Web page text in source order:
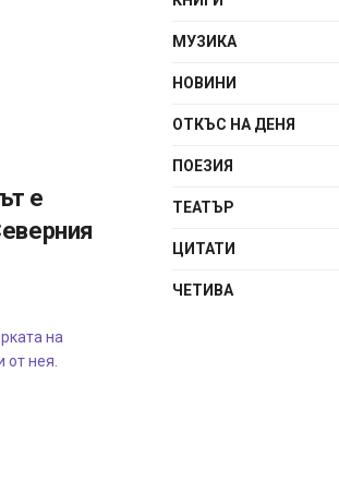
е
на
от нея.
МУЗИКА
НОВИНИ
ОТКЪС НА ДЕНЯ
ПОЕЗИЯ
ТЕАТЪР
ЦИТАТИ
ЧЕТИВА